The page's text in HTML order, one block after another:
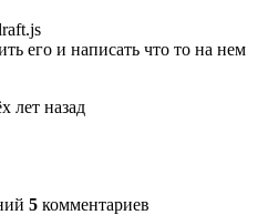
его и написать что то на нем
лет назад
5 комментариев